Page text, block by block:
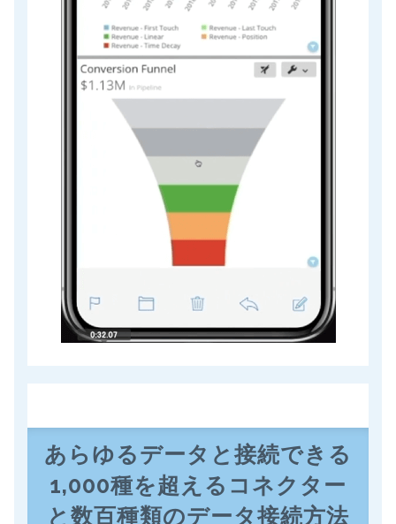
あらゆるデータと接続できる
1,000種を超えるコネクター
と数百種類のデータ接続方法